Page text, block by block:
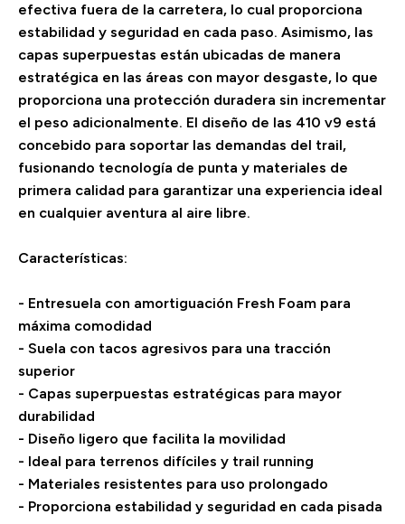
efectiva fuera de la carretera, lo cual proporciona
estabilidad y seguridad en cada paso. Asimismo, las
capas superpuestas están ubicadas de manera
estratégica en las áreas con mayor desgaste, lo que
proporciona una protección duradera sin incrementar
el peso adicionalmente. El diseño de las 410 v9 está
concebido para soportar las demandas del trail,
fusionando tecnología de punta y materiales de
primera calidad para garantizar una experiencia ideal
en cualquier aventura al aire libre.
Características:
- Entresuela con amortiguación Fresh Foam para
máxima comodidad
- Suela con tacos agresivos para una tracción
superior
- Capas superpuestas estratégicas para mayor
durabilidad
- Diseño ligero que facilita la movilidad
- Ideal para terrenos difíciles y trail running
- Materiales resistentes para uso prolongado
- Proporciona estabilidad y seguridad en cada pisada